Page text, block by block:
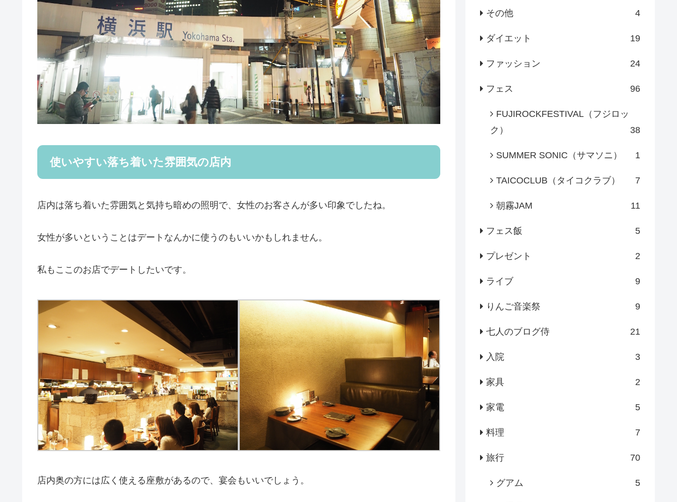
使いやすい落ち着いた雰囲気の店内
店内は落ち着いた雰囲気と気持ち暗めの照明で、女性のお客さんが多い印象でしたね。
女性が多いということはデートなんかに使うのもいいかもしれません。
私もここのお店でデートしたいです。
店内奥の方には広く使える座敷があるので、宴会もいいでしょう。
その他 4
ダイエット 19
ファッション 24
フェス 96
FUJIROCKFESTIVAL（フジロッ
ク）
38
SUMMER SONIC（サマソニ） 1
TAICOCLUB（タイコクラブ） 7
朝霧JAM 11
フェス飯 5
プレゼント 2
ライブ 9
りんご音楽祭 9
七人のブログ侍 21
入院 3
家具 2
家電 5
料理 7
旅行 70
グアム 5